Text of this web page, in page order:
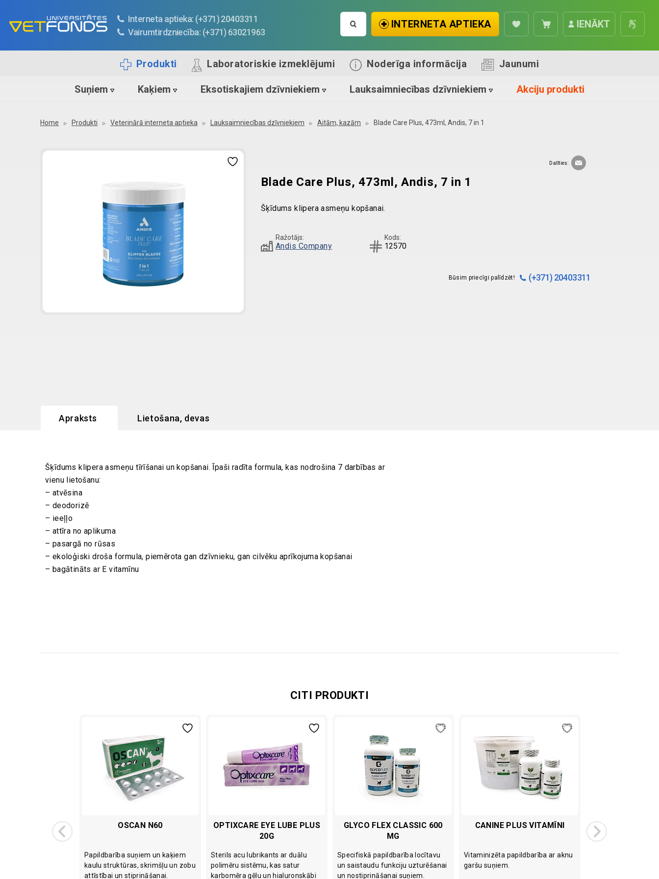
Interneta aptieka: (+371) 20403311
Vairumtirdzniecība: (+371) 63021963
IENĀKT
INTERNETA APTIEKA
Produkti Laboratoriskie izmeklējumi Noderīga informācija Jaunumi
Suņiem Kaķiem Eksotiskajiem dzīvniekiem Lauksaimniecības dzīvniekiem Akciju produkti
Home Produkti Veterinārā interneta aptieka Lauksaimniecības dzīvniekiem Aitām, kazām Blade Care Plus, 473ml, Andis, 7 in 1
Dalīties:
Blade Care Plus, 473ml, Andis, 7 in 1
Šķīdums klipera asmeņu kopšanai.
Ražotājs:
Andis Company
Kods:
12570
Būsim priecīgi palīdzēt! (+371) 20403311
Apraksts Lietošana, devas
Šķīdums klipera asmeņu tīrīšanai un kopšanai. Īpaši radīta formula, kas nodrošina 7 darbības ar
vienu lietošanu:
– atvēsina
– deodorizē
– ieeļļo
– attīra no aplikuma
– pasargā no rūsas
– ekoloģiski droša formula, piemērota gan dzīvnieku, gan cilvēku aprīkojuma kopšanai
– bagātināts ar E vitamīnu
CITI PRODUKTI
ORAL GEL 50ML OSCAN N60
Papildbarība suņiem un kaķiem
kaulu struktūras, skrimšļu un zobu
attīstībai un stiprināšanai.
OPTIXCARE EYE LUBE PLUS
20G
Sterils acu lubrikants ar duālu
polimēru sistēmu, kas satur
karbomēra gēlu un hialuronskābi
GLYCO FLEX CLASSIC 600
MG
Specifiskā papildbarība locītavu
un saistaudu funkciju uzturēšanai
un nostiprināšanai suņiem.
CANINE PLUS VITAMĪNI
Vitaminizēta papildbarība ar aknu
garšu suņiem.
MIKROČIPS